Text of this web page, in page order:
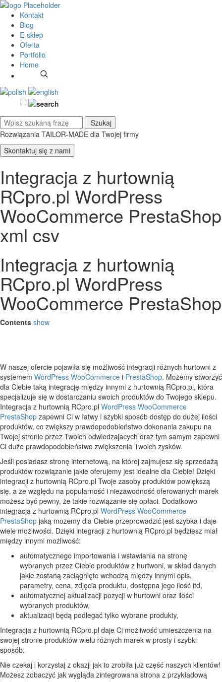
Kontakt
Blog
E-sklep
Oferta
Portfolio
Home
Rozwiązania TAILOR-MADE dla Twojej firmy
Skontaktuj się z nami
Integracja z hurtownią
RCpro.pl WordPress
WooCommerce PrestaShop
xml csv
Integracja z hurtownią
RCpro.pl WordPress
WooCommerce PrestaShop
Contents show
W naszej ofercie pojawiła się możliwość integracji różnych hurtowni z
systemem WordPress WooCommerce i PrestaShop. Możemy stworzyć
dla Ciebie taką integrację między innymi z hurtownią RCpro.pl, która
specjalizuje się w dostarczaniu swoich produktów do Twojego sklepu.
Integracja z hurtownią RCpro.pl WordPress WooCommerce
PrestaShop zapewni Ci w łatwy i szybki sposób dostęp do dużej ilości
produktów, co zwiększy prawdopodobieństwo dokonania zakupu na
Twojej stronie przez Twoich odwiedzajacych oraz tym samym zapewni
Ci duże prawdopodobieństwo zwiększenia Twoich zysków.
Jeśli posiadasz stronę internetową, na której zajmujesz się sprzedażą
produktów rozwiązanie jakie oferujemy jest idealne dla Ciebie! Dzięki
integracji z hurtownią RCpro.pl Twoje zasoby produktów powiększą
się, a ze względu na popularność i niezawodność oferowanych marek
możesz być pewny, że takie rozwiązanie się opłaci. Dodatkowo
integracja z hurtownią RCpro.pl WordPress WooCommerce
PrestaShop jaką możemy dla Ciebie przeprowadzić jest szybka i daje
wiele możliwości. Dzięki integracji z hurtownią RCpro.pl będziesz miał
między innymi możliwość:
automatycznego importowania i wstawiania na stronę
wybranych przez Ciebie produktów z hurtwoni, w skład danych
jakie zostaną zaciągnięte wchodzą między innymi opis,
parametry, cena, zdjęcia produktu, dostępna jego ilość itd,
automatycznej aktualizacji pozycji w hurtowni oraz ilości
wybranych produktów,
aktualizacji będą podlegać tylko wybrane produkty,
Integracja z hurtownią RCpro.pl daje Ci możliwość umieszczenia na
swojej stronie produktów wielu różnych marek w prosty i szybki
sposób.
Nie czekaj i korzystaj z okazji jak to zrobiła już część naszych klientów!
Możesz zobaczyć jak wygląda zintegrowana strona z przykładową